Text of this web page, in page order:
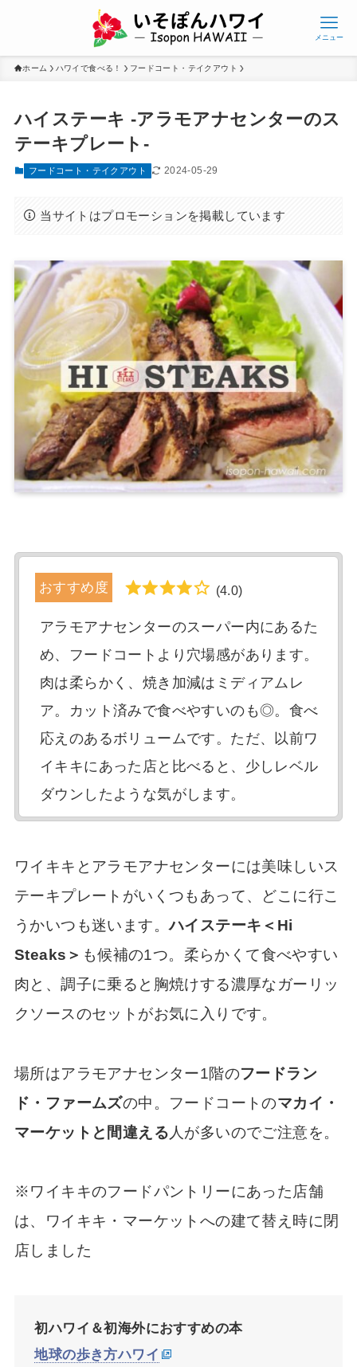
メニュー
ホーム ハワイで食べる！ フードコート・テイクアウト
ハイステーキ -アラモアナセンターのス
テーキプレート-
フードコート・テイクアウト 2024-05-29
当サイトはプロモーションを掲載しています
おすすめ度 (4.0)
アラモアナセンターのスーパー内にあるた
め、フードコートより穴場感があります。
肉は柔らかく、焼き加減はミディアムレ
ア。カット済みで食べやすいのも◎。食べ
応えのあるボリュームです。ただ、以前ワ
イキキにあった店と比べると、少しレベル
ダウンしたような気がします。
ワイキキとアラモアナセンターには美味しいス
テーキプレートがいくつもあって、どこに行こ
うかいつも迷います。ハイステーキ＜Hi
Steaks＞ も候補の1つ。柔らかくて食べやすい
肉と、調子に乗ると胸焼けする濃厚なガーリッ
クソースのセットがお気に入りです。
場所はアラモアナセンター1階のフードラン
ド・ファームズの中。フードコートのマカイ・
マーケットと間違える 人が多いのでご注意を。
※ワイキキのフードパントリーにあった店舗
は、ワイキキ・マーケットへの建て替え時に閉
店しました
初ハワイ＆初海外におすすめの本
地球の歩き方ハワイ